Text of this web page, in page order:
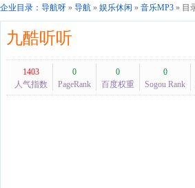
企业目录： 导航呀 » 导航 » 娱乐休闲 » 音乐MP3 » 目
九酷听听
1403
人气指数
0
PageRank
0
百度权重
0
Sogou Rank